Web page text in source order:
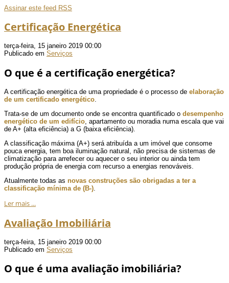
Assinar este feed RSS
Certificação Energética
terça-feira, 15 janeiro 2019 00:00
Publicado em Serviços
O que é a certificação energética?
A certificação energética de uma propriedade é o processo de elaboração
de um certificado energético
Trata-se de um documento onde se encontra quantificado o desempenho
energético de um edifício , apartamento ou moradia numa escala que vai
de A+ (alta eficiência) a G (baixa eficiência).
A classificação máxima (A+) será atribuída a um imóvel que consome
pouca energia, tem boa iluminação natural, não precisa de sistemas de
climatização para arrefecer ou aquecer o seu interior ou ainda tem
produção própria de energia com recurso a energias renováveis.
Atualmente todas as novas construções são obrigadas a ter a
classificação mínima de (B-)
Ler mais ...
Avaliação Imobiliária
terça-feira, 15 janeiro 2019 00:00
Publicado em Serviços
O que é uma avaliação imobiliária?